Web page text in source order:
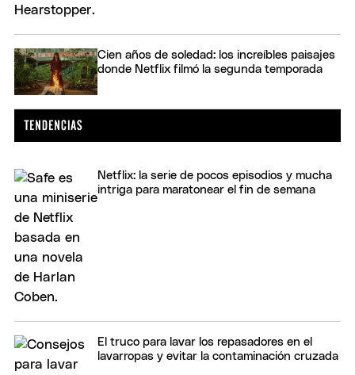
Cien años de soledad: los increíbles paisajes
donde Netflix filmó la segunda temporada
Netflix: la serie de pocos episodios y mucha
intriga para maratonear el fin de semana
El truco para lavar los repasadores en el
lavarropas y evitar la contaminación cruzada